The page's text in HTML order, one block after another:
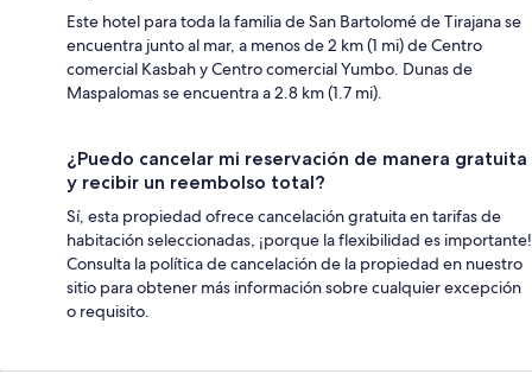
Este hotel para toda la familia de San Bartolomé de Tirajana se
encuentra junto al mar, a menos de 2 km (1 mi) de Centro
comercial Kasbah y Centro comercial Yumbo. Dunas de
Maspalomas se encuentra a 2.8 km (1.7 mi).
¿Puedo cancelar mi reservación de manera gratuita
y recibir un reembolso total?
Sí, esta propiedad ofrece cancelación gratuita en tarifas de
habitación seleccionadas, ¡porque la flexibilidad es importante!
Consulta la política de cancelación de la propiedad en nuestro
sitio para obtener más información sobre cualquier excepción
o requisito.